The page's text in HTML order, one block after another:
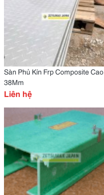
Sàn Phủ Kín Frp Composite Cao
38Mm
Liên hệ